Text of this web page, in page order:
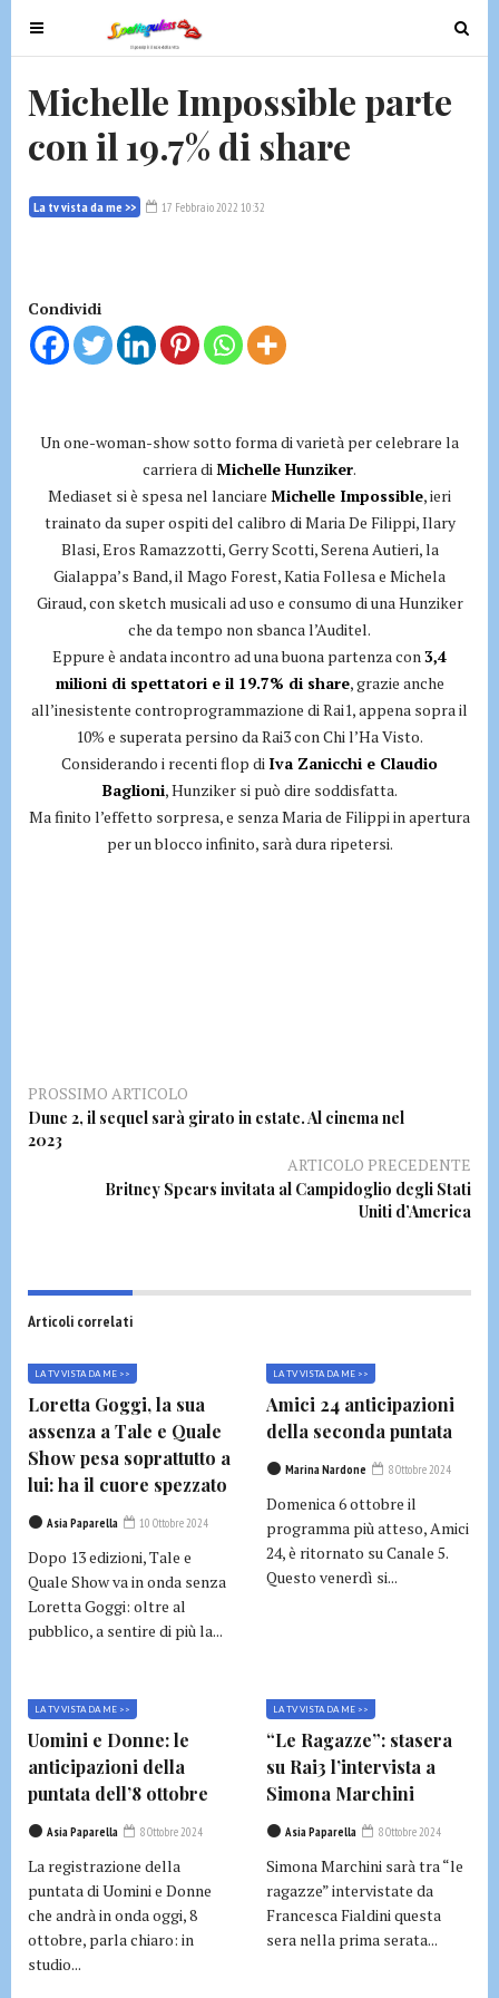
T
o
g
e
a
a
t
T
o
Michelle Impossible parte
con il 19.7% di share
La tv vista da me >> 17 Febbraio 2022 10:32
Condividi
Un one-woman-show sotto forma di varietà per celebrare la
carriera diMichelle Hunziker.
Mediaset si è spesa nel lanciare Michelle Impossible, ieri
trainato da super ospiti del calibro di Maria De Filippi, Ilary
Blasi, Eros Ramazzotti, Gerry Scotti, Serena Autieri, la
Gialappa’s Band, il Mago Forest, Katia Follesa e Michela
Giraud, con sketch musicali ad uso e consumo di una Hunziker
che da tempo non sbanca l’Auditel.
Eppure è andata incontro ad una buona partenza con3,4
milioni di spettatori e il 19.7% di share, grazie anche
all’inesistente controprogrammazione di Rai1, appena sopra il
10% e superata persino da Rai3 con Chi l’Ha Visto.
Considerando i recenti flop di Iva Zanicchi e Claudio
Baglioni, Hunziker si può dire soddisfatta.
Ma finito l’effetto sorpresa, e senza Maria de Filippi in apertura
per un blocco infinito, sarà dura ripetersi.
PROSSIMO ARTICOLO
Dune 2, il sequel sarà girato in estate. Al cinema nel
2023
ARTICOLO PRECEDENTE
Britney Spears invitata al Campidoglio degli Stati
Uniti d’America
Articoli correlati
LA TV VISTA DA ME >>
Loretta Goggi, la sua
assenza a Tale e Quale
Show pesa soprattutto a
lui: ha il cuore spezzato
Asia Paparella 10 Ottobre 2024
Dopo 13 edizioni, Tale e
Quale Show va in onda senza
Loretta Goggi: oltre al
pubblico, a sentire di più la...
LA TV VISTA DA ME >>
Amici 24 anticipazioni
della seconda puntata
Marina Nardone 8 Ottobre 2024
Domenica 6 ottobre il
programma più atteso, Amici
24, è ritornato su Canale 5.
Questo venerdì si...
LA TV VISTA DA ME >>
Uomini e Donne: le
anticipazioni della
puntata dell’8 ottobre
Asia Paparella 8 Ottobre 2024
La registrazione della
puntata di Uomini e Donne
che andrà in onda oggi, 8
ottobre, parla chiaro: in
studio...
LA TV VISTA DA ME >>
“Le Ragazze”: stasera
su Rai3 l’intervista a
Simona Marchini
Asia Paparella 8 Ottobre 2024
Simona Marchini sarà tra “le
ragazze” intervistate da
Francesca Fialdini questa
sera nella prima serata...